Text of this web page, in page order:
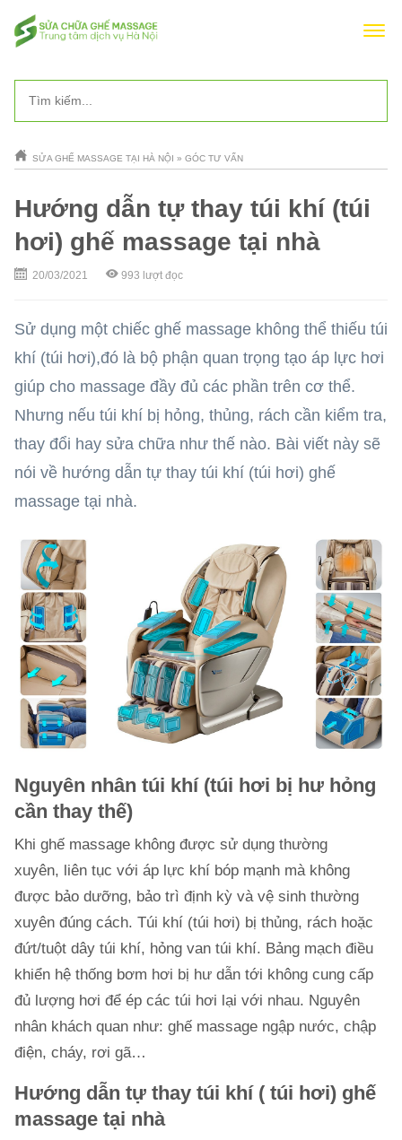
SỬA GHẾ MASSAGE TẠI HÀ NỘI » GÓC TƯ VẤN
Hướng dẫn tự thay túi khí (túi
hơi) ghế massage tại nhà
20/03/2021 993 lượt đọc
Sử dụng một chiếc ghế massage không thể thiếu túi
khí (túi hơi),đó là bộ phận quan trọng tạo áp lực hơi
giúp cho massage đầy đủ các phần trên cơ thể.
Nhưng nếu túi khí bị hỏng, thủng, rách cần kiểm tra,
thay đổi hay sửa chữa như thế nào. Bài viết này sẽ
nói về hướng dẫn tự thay túi khí (túi hơi) ghế
massage tại nhà.
Nguyên nhân túi khí (túi hơi bị hư hỏng
cần thay thế)
Khi ghế massage không được sử dụng thường
xuyên, liên tục với áp lực khí bóp mạnh mà không
được bảo dưỡng, bảo trì định kỳ và vệ sinh thường
xuyên đúng cách. Túi khí (túi hơi) bị thủng, rách hoặc
đứt/tuột dây túi khí, hỏng van túi khí. Bảng mạch điều
khiển hệ thống bơm hơi bị hư dẫn tới không cung cấp
đủ lượng hơi để ép các túi hơi lại với nhau. Nguyên
nhân khách quan như: ghế massage ngập nước, chập
điện, cháy, rơi gã…
Hướng dẫn tự thay túi khí ( túi hơi) ghế
massage tại nhà